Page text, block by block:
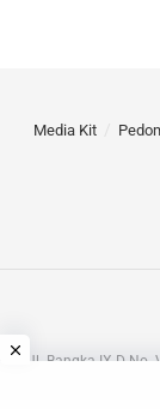
Media Kit
Jl. Bangka IX D No.